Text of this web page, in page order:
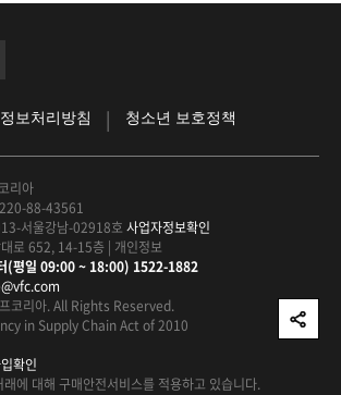
보처리방침 | 청소년 보호정책
리아
88-43561
서울강남-02918호 사업자정보확인
대로 652, 14-15층 | 개인정보
(평일 09:00 ~ 18:00) 1522-1882
코리아. All Rights Reserved.
in Supply Chain Act of 2010
확인
에 대해 구매안전서비스를 적용하고 있습니다.